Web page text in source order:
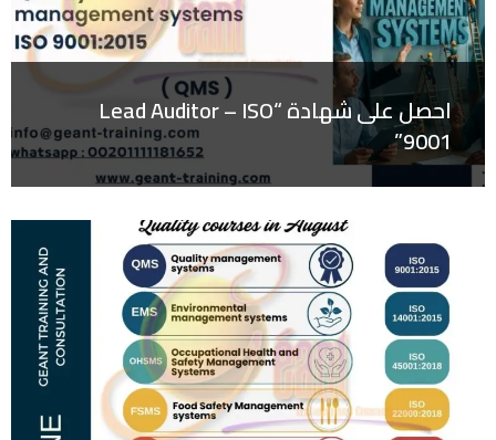
احصل على شهادة “Lead Auditor – ISO
9001”